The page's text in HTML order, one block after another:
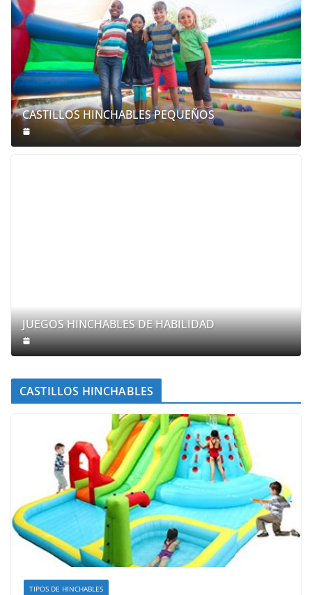
CASTILLOS HINCHABLES PEQUEÑOS
JUEGOS HINCHABLES DE HABILIDAD
CASTILLOS HINCHABLES
TIPOS DE HINCHABLES